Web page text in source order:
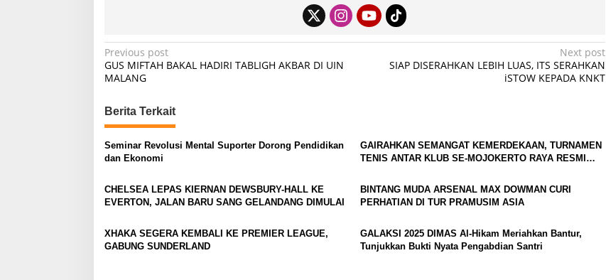
P
o
t
n
a
i
a
t
Previous post
GUS MIFTAH BAKAL HADIRI TABLIGH AKBAR DI UIN
MALANG
Next post
SIAP DISERAHKAN LEBIH LUAS, ITS SERAHKAN
iSTOW KEPADA KNKT
Berita Terkait
Seminar Revolusi Mental Suporter Dorong Pendidikan
dan Ekonomi
GAIRAHKAN SEMANGAT KEMERDEKAAN, TURNAMEN
TENIS ANTAR KLUB SE-MOJOKERTO RAYA RESMI
CHELSEA LEPAS KIERNAN DEWSBURY-HALL KE
EVERTON, JALAN BARU SANG GELANDANG DIMULAI
BINTANG MUDA ARSENAL MAX DOWMAN CURI
PERHATIAN DI TUR PRAMUSIM ASIA
XHAKA SEGERA KEMBALI KE PREMIER LEAGUE,
GABUNG SUNDERLAND
GALAKSI 2025 DIMAS Al-Hikam Meriahkan Bantur,
Tunjukkan Bukti Nyata Pengabdian Santri